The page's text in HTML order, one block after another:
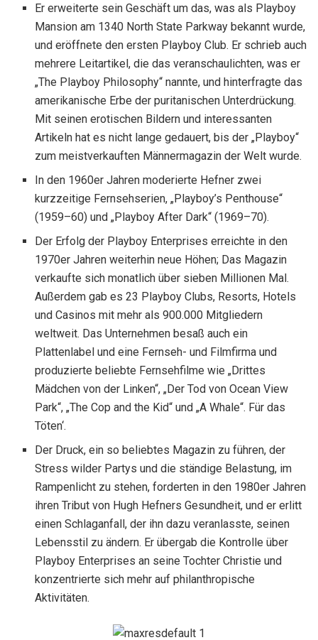
Er erweiterte sein Geschäft um das, was als Playboy
Mansion am 1340 North State Parkway bekannt wurde,
und eröffnete den ersten Playboy Club. Er schrieb auch
mehrere Leitartikel, die das veranschaulichten, was er
„The Playboy Philosophy“ nannte, und hinterfragte das
amerikanische Erbe der puritanischen Unterdrückung.
Mit seinen erotischen Bildern und interessanten
Artikeln hat es nicht lange gedauert, bis der „Playboy“
zum meistverkauften Männermagazin der Welt wurde.
In den 1960er Jahren moderierte Hefner zwei
kurzzeitige Fernsehserien, „Playboy’s Penthouse“
(1959–60) und „Playboy After Dark“ (1969–70).
Der Erfolg der Playboy Enterprises erreichte in den
1970er Jahren weiterhin neue Höhen; Das Magazin
verkaufte sich monatlich über sieben Millionen Mal.
Außerdem gab es 23 Playboy Clubs, Resorts, Hotels
und Casinos mit mehr als 900.000 Mitgliedern
weltweit. Das Unternehmen besaß auch ein
Plattenlabel und eine Fernseh- und Filmfirma und
produzierte beliebte Fernsehfilme wie „Drittes
Mädchen von der Linken“, „Der Tod von Ocean View
Park“, „The Cop and the Kid“ und „A Whale“. Für das
Töten‘.
Der Druck, ein so beliebtes Magazin zu führen, der
Stress wilder Partys und die ständige Belastung, im
Rampenlicht zu stehen, forderten in den 1980er Jahren
ihren Tribut von Hugh Hefners Gesundheit, und er erlitt
einen Schlaganfall, der ihn dazu veranlasste, seinen
Lebensstil zu ändern. Er übergab die Kontrolle über
Playboy Enterprises an seine Tochter Christie und
konzentrierte sich mehr auf philanthropische
Aktivitäten.